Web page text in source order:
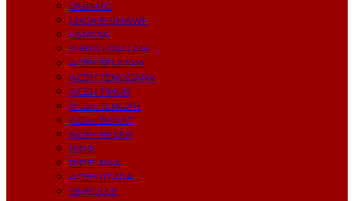
SABANG
LHOKSEUMAWE
LANGSA
SUBULUSSALAM
ACEH SELATAN
ACEH TENGGARA
ACEH TIMUR
ACEH TENGAH
ACEH BARAT
ACEH BESAR
PIDIE
PIDIE JAYA
ACEH UTARA
SIMEULUE